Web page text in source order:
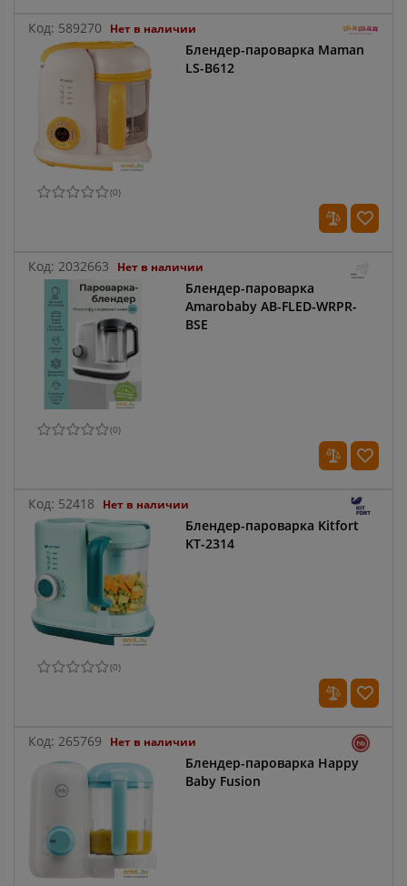
Код: 589270 Нет в наличии
Блендер-пароварка Maman
LS-B612
(0)
Код: 2032663 Нет в наличии
Блендер-пароварка
Amarobaby AB-FLED-WRPR-
BSE
(0)
Код: 52418 Нет в наличии
Блендер-пароварка Kitfort
KT-2314
(0)
Код: 265769 Нет в наличии
Блендер-пароварка Happy
Baby Fusion